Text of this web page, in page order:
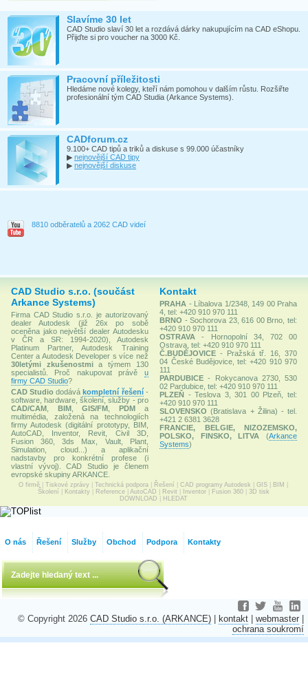
Slavíme 30 let
CAD Studio slaví 30 let a rozdává dárky nakupujícím na CAD eShopu.
Přijďte si pro voucher na 3000 Kč.
Pracovní příležitosti
Hledáme nové kolegy, kteří nám pomohou v dalším růstu. Rozšiřte
profesionální tým CAD Studia (Arkance Systems).
CADforum.cz
9.100+ CAD tipů a triků a diskuse s 99.000 účastníky
▶ nejnovější CAD tipy
▶ nejnovější diskuse
8810 odběratelů a 2062 CAD videí
CAD Studio s.r.o. (součást
Arkance Systems)
Firma CAD Studio s.r.o. je autorizovaný
dealer Autodesk (již 26x po sobě
oceněna jako největší dealer Autodesku
v ČR a SR: 1994-2020), Autodesk
Platinum Partner, Autodesk Training
Center a Autodesk Developer s více než
30letými zkušenostmia týmem 130
specialistů. Proč nakupovat právě u
firmy CAD Studio?
CAD Studio dodává kompletní řešení-
software, hardware, školení, služby - pro
CAD/CAM
BIM ,GIS/FM PDM
a
multimédia, založená na technologiích
firmy Autodesk (digitální prototypy, BIM,
AutoCAD, Inventor, Revit, Civil 3D,
Fusion 360, 3ds Max, Vault, Plant,
Simulation, cloud...) a aplikační
nadstavby pro konkrétní profese (i
vlastní vývoj). CAD Studio je členem
evropské skupiny ARKANCE.
Kontakt
PRAHA - Líbalova 1/2348, 149 00 Praha
4, tel: +420 910 970 111
BRNO - Sochorova 23, 616 00 Brno, tel:
+420 910 970 111
OSTRAVA
- Hornopolní 34, 702 00
Ostrava, tel: +420 910 970 111
Č.BUDĚJOVICE - Pražská tř. 16, 370
04 České Budějovice, tel: +420 910 970
111
PARDUBICE - Rokycanova 2730, 530
02 Pardubice, tel: +420 910 970 111
PLZEŇ
- Teslova 3, 301 00 Plzeň, tel:
+420 910 970 111
SLOVENSKO (Bratislava + Žilina) - tel.
+421 2 6381 3628
FRANCIE, BELGIE, NIZOZEMSKO,
POLSKO, FINSKO, LITVA
(Arkance
Systems)
O firmě Tiskové zprávy Technická podpora Řešení CAD programy Autodesk GIS BIM
Školení
Kontakty Reference| AutoCAD Revit Inventor| Fusion 360| 3D tisk
DOWNLOAD
HLEDAT
O nás Řešení Služby Obchod Podpora Kontakty
© Copyright 2026 CAD Studio s.r.o. (ARKANCE) kontakt webmaster
ochrana soukromí